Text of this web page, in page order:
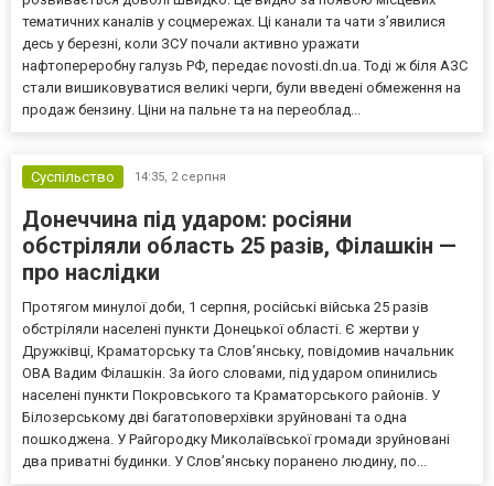
тематичних каналів у соцмережах. Ці канали та чати з’явилися
десь у березні, коли ЗСУ почали активно уражати
нафтопереробну галузь РФ, передає novosti.dn.ua. Тоді ж біля АЗС
стали вишиковуватися великі черги, були введені обмеження на
продаж бензину. Ціни на пальне та на переоблад...
Суспільство 14:35, 2 серпня
Донеччина під ударом: росіяни
обстріляли область 25 разів, Філашкін —
про наслідки
Протягом минулої доби, 1 серпня, російські війська 25 разів
обстріляли населені пункти Донецької області. Є жертви у
Дружківці, Краматорську та Слов’янську, повідомив начальник
ОВА Вадим Філашкін. За його словами, під ударом опинились
населені пункти Покровського та Краматорського районів. У
Білозерському дві багатоповерхівки зруйновані та одна
пошкоджена. У Райгородку Миколаївської громади зруйновані
два приватні будинки. У Слов’янську поранено людину, по...